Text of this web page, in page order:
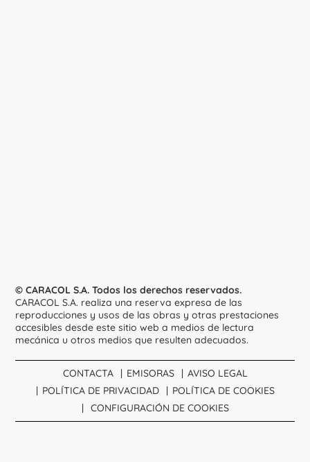
© CARACOL S.A. Todos los derechos reservados.
CARACOL S.A. realiza una reserva expresa de las
reproducciones y usos de las obras y otras prestaciones
accesibles desde este sitio web a medios de lectura
mecánica u otros medios que resulten adecuados.
CONTACTA EMISORAS
AVISO LEGAL
POLÍTICA DE PRIVACIDAD
POLÍTICA DE COOKIES
CONFIGURACIÓN DE COOKIES